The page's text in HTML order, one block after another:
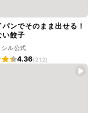
パンでそのまま出せる！
い餃子
シル公式
4.36(212)